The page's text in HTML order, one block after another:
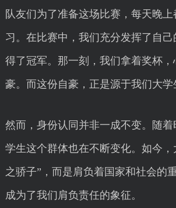
队友们为了准备这场比赛，每天晚
习。在比赛中，我们充分发挥了自
得了冠军。那一刻，我们拿着奖杯，
豪。而这份自豪，正是源于我们大学
然而，身份认同并非一成不变。随
学生这个群体也在不断变化。如今，
之骄子”，而是肩负着国家和社会的
成为了我们肩负责任的象征。